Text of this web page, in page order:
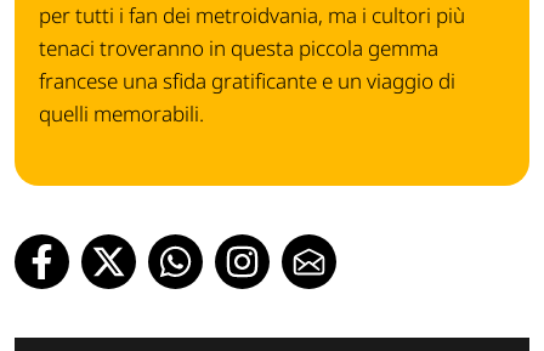
per tutti i fan dei metroidvania, ma i cultori più
tenaci troveranno in questa piccola gemma
francese una sfida gratificante e un viaggio di
quelli memorabili.